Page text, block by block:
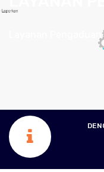
Layanan Pengaduan